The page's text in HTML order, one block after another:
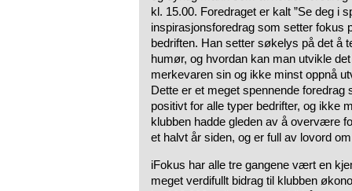
kl. 15.00. Foredraget er kalt ”Se deg i
inspirasjonsforedrag som setter fokus
bedriften. Han setter søkelys på det å
humør, og hvordan kan man utvikle
merkevaren sin og ikke minst oppnå
Dette er et meget spennende
positivt for alle typer bedrifter, og ikke
klubben hadde gleden av å overvære
et halvt år siden, og er full av lovord
iFokus har alle tre gangene vært en
meget verdifullt bidrag til klubben